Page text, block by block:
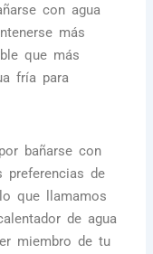
con agua
más
que más
fría para
bañarse con
preferencias de
que llamamos
de agua
miembro de tu